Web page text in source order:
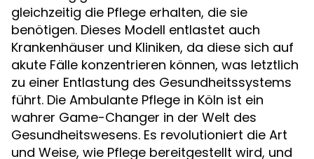
gleichzeitig die Pflege erhalten, die sie
benötigen. Dieses Modell entlastet auch
Krankenhäuser und Kliniken, da diese sich auf
akute Fälle konzentrieren können, was letztlich
zu einer Entlastung des Gesundheitssystems
führt. Die Ambulante Pflege in Köln ist ein
wahrer Game-Changer in der Welt des
Gesundheitswesens. Es revolutioniert die Art
und Weise, wie Pflege bereitgestellt wird, und